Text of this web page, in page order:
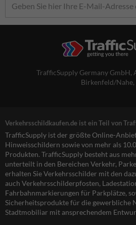
TrafficSupply Germany GmbH,
Birkenfeld/Nahe,
Verkehrsschildkaufen.de ist ein Teil von
TrafficSupply ist der größte Online-
Hinweisschildern sowie von mehr als
Produkten. TrafficSupply besteht aus
unterteilt in den Bereichen Verkehr,
erhalten Sie Verkehrsschilder mit den
auch Verkehrsschilderpfosten,
Fahrbahnmarkierungen für Parkplätze,
Sicherheitsprodukte für die gewerbliche
Stadtmobiliar mit ansprechendem